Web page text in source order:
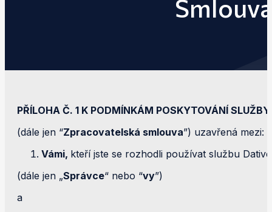
PŘÍLOHA Č. 1 K PODMÍNKÁM POSKYTOVÁNÍ
(dále jen “Zpracovatelská smlouva”) uzavřená mezi:
Vámi, kteří jste se rozhodli používat službu
(dále jen „Správce“ nebo “vy”)
a